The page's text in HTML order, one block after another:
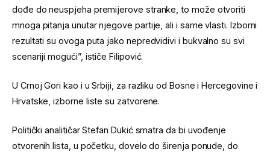
dođe do neuspjeha premijerove stranke, to može otvoriti
mnoga pitanja unutar njegove partije, ali i same vlasti. Izborni
rezultati su ovoga puta jako nepredvidivi i bukvalno su svi
scenariji mogući”, ističe Filipović.
U Crnoj Gori kao i u Srbiji, za razliku od Bosne i Hercegovine i
Hrvatske, izborne liste su zatvorene.
Politički analitičar Stefan Dukić smatra da bi uvođenje
otvorenih lista, u početku, dovelo do širenja ponude, do